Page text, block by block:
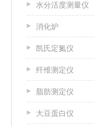
水分活度测量仪
消化炉
凯氏定氮仪
纤维测定仪
脂肪测定仪
大豆蛋白仪